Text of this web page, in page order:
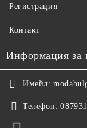
Регистрация
Контакт
Информация за
Имейл:
Телефон: